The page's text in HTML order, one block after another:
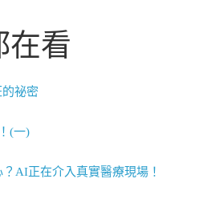
在看
祕密
(一)
AI正在介入真實醫療現場！